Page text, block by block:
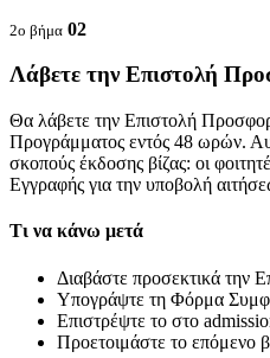
2ο βήμα 02
Λάβετε την Επιστολή
Θα λάβετε την Επιστολή
Προγράμματος εντός 48 ωρών.
σκοπούς έκδοσης βίζας: οι
Εγγραφής για την υποβολή
Τι να κάνω μετά
Διαβάστε προσεκτικά την
Υπογράψτε τη Φόρμα
Επιστρέψτε το στο
Προετοιμάστε το επόμενο